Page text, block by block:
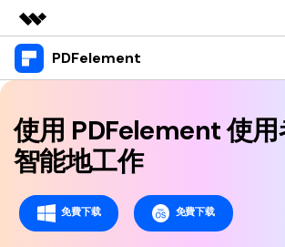
精選產品
實用工具
總覽
解決方案
關於我們
新聞中心
PDFelement
桌面版
Mac 版 PDFelement
功能
閱讀 PDF
資源
教學中心
使用 PDFelement 使
智能地工作
免費下载 免費下载